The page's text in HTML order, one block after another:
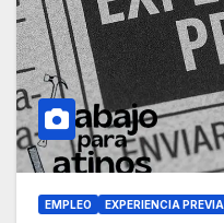
EMPLEO EXPERIENCIA PREVIA